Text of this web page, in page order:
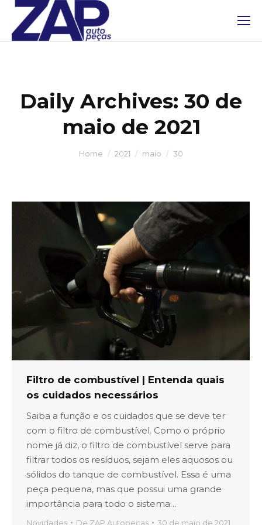
Daily Archives: 30 de
maio de 2021
Home 2021 maio 30
Filtro de combustível | Entenda quais
os cuidados necessários
Saiba a função e os cuidados que se deve ter
com o filtro de combustível. Como o próprio
nome já diz, o filtro de combustível serve para
filtrar todos os resíduos, sejam eles aquosos ou
sólidos do tanque de combustível. Essa é uma
peça pequena, mas que possui uma grande
importância para todo o sistema…
Novidades De ZAP Autopeças 30 de maio de 2021